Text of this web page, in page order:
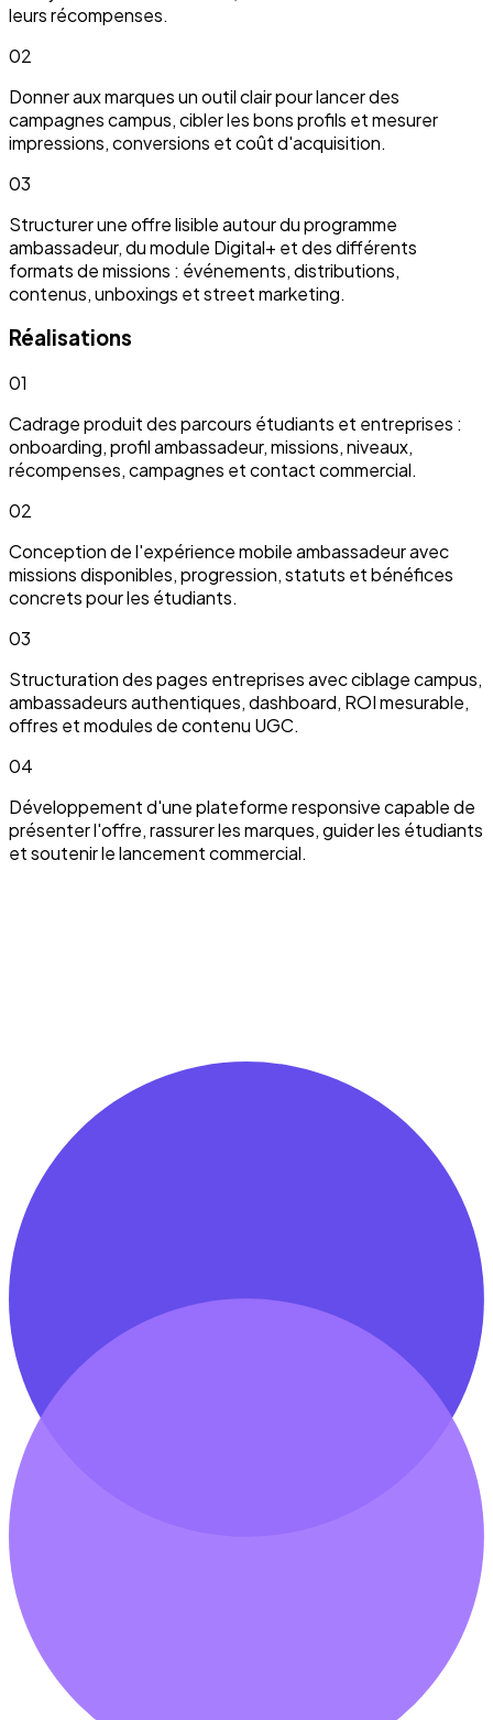
leurs récompenses.
02
Donner aux marques un outil clair pour lancer des
campagnes campus, cibler les bons profils et mesurer
impressions, conversions et coût d'acquisition.
03
Structurer une offre lisible autour du programme
ambassadeur, du module Digital+ et des différents
formats de missions : événements, distributions,
contenus, unboxings et street marketing.
Réalisations
01
Cadrage produit des parcours étudiants et entreprises :
onboarding, profil ambassadeur, missions, niveaux,
récompenses, campagnes et contact commercial.
02
Conception de l'expérience mobile ambassadeur avec
missions disponibles, progression, statuts et bénéfices
concrets pour les étudiants.
03
Structuration des pages entreprises avec ciblage campus,
ambassadeurs authentiques, dashboard, ROI mesurable,
offres et modules de contenu UGC.
04
Développement d'une plateforme responsive capable de
présenter l'offre, rassurer les marques, guider les étudiants
et soutenir le lancement commercial.
Discuter de mon projet